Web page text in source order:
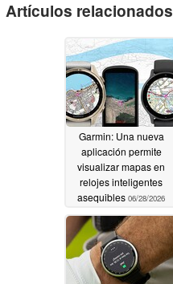
Artículos relacionados
Garmin: Una nueva
aplicación permite
visualizar mapas en
relojes inteligentes
asequibles 06/28/2026